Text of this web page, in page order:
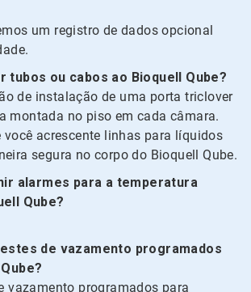
um registro de dados opcional
tubos ou cabos ao Bioquell Qube?
de instalação de uma porta triclover
montada no piso em cada câmara.
você acrescente linhas para líquidos
segura no corpo do Bioquell Qube.
alarmes para a temperatura
Qube?
de vazamento programados
vazamento programados para